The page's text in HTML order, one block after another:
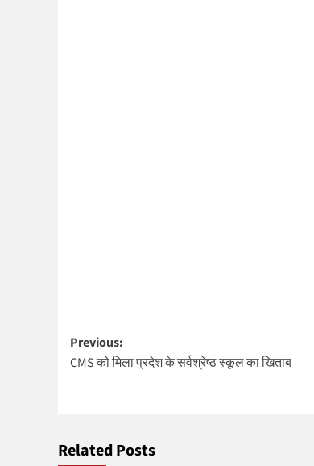
Post
navigation
Previous:
CMS को मिला प्रदेश के सर्वश्रेष्ठ स्कूल का खिताब
Related Posts